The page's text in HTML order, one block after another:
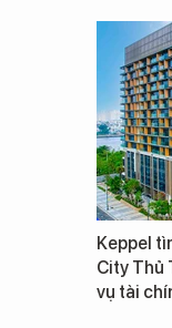
Keppel
City Thủ
vụ tài